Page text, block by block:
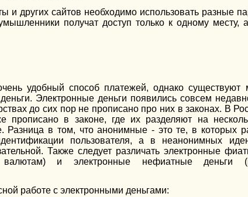
и других сайтов необходимо использовать разные
получат доступ только к одному месту,
удобный способ платежей, однако существуют
деньги. Электронные деньги появились совсем
до сих пор не прописано про них в законах. В
прописано в законе, где их разделяют на
в том, что анонимные - это те, в которых
пользователя, а в неанонимных
Также следует различать электронные
валютам) и электронные нефиатные деньги
работе с электронными деньгами: